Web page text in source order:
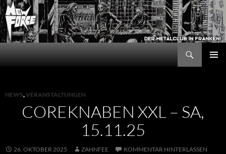
Zum
Inhalt
springen
New Force
NEWS,VERANSTALTUNGEN
COREKNABEN XXL – SA,
15.11.25
26. OKTOBER 2025 ZAHNFEE KOMMENTAR HINTERLASSEN